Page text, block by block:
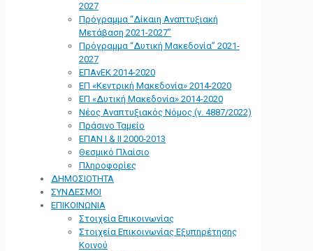
2027
Πρόγραμμα “Δίκαιη Αναπτυξιακή
Μετάβαση 2021-2027”
Πρόγραμμα “Δυτική Μακεδονία” 2021-
2027
ΕΠΑνΕΚ 2014-2020
ΕΠ «Kεντρική Μακεδονία» 2014-2020
ΕΠ «Δυτική Μακεδονία» 2014-2020
Νέος Αναπτυξιακός Νόμος (ν. 4887/2022)
Πράσινο Ταμείο
ΕΠΑΝ Ι & ΙΙ 2000-2013
Θεσμικό Πλαίσιο
Πληροφορίες
ΔΗΜΟΣΙΟΤΗΤΑ
ΣΥΝΔΕΣΜΟΙ
ΕΠΙΚΟΙΝΩΝΙΑ
Στοιχεία Επικοινωνίας
Στοιχεία Επικοινωνίας Εξυπηρέτησης
Κοινού